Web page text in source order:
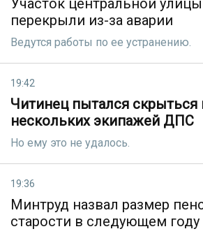
Участок центральной
перекрыли из-за аварии
Ведутся работы по ее устранению.
19:42
Читинец пытался скрыться
нескольких экипажей ДПС
Но ему это не удалось.
19:36
Минтруд назвал размер
старости в следующем году